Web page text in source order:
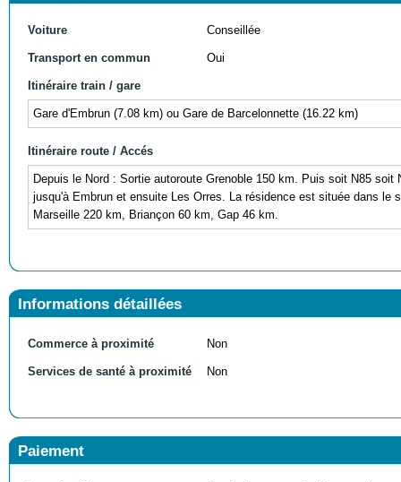
Voiture Conseillée
Transport en commun Oui
Itinéraire train / gare
Gare d'Embrun (7.08 km) ou Gare de Barcelonnette (16.22 km)
Itinéraire route / Accés
Depuis le Nord : Sortie autoroute Grenoble 150 km. Puis soit N85
jusqu'à Embrun et ensuite Les Orres. La résidence est située dans
Marseille 220 km, Briançon 60 km, Gap 46 km.
Informations détaillées
Commerce à proximité Non
Services de santé à proximité Non
Paiement